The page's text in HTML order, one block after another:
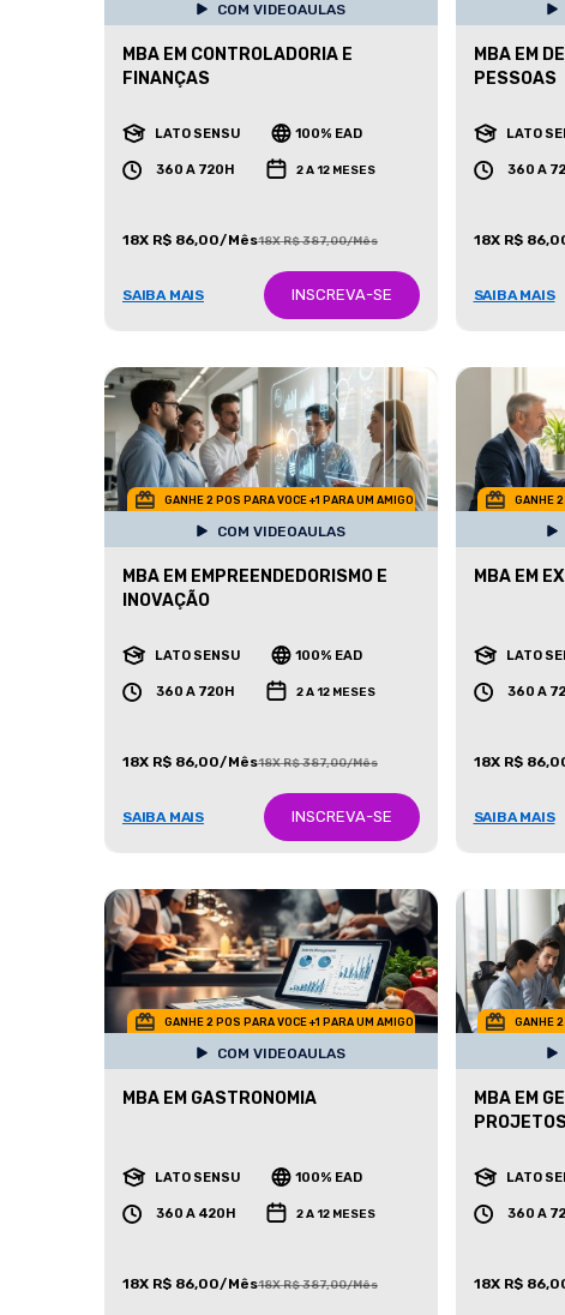
COM VIDEOAULAS
MBA EM CONTROLADORIA E
FINANÇAS
LATO SENSU 100% EAD
360 A 720H 2 A 12 MESES
18X R$ 86,00/Mês18X R$ 387,00/Mês
SAIBA MAIS INSCREVA-SE
MBA EM
PESSOAS
LATO
360 A
18X R$
SAIBA MAIS
GANHE 2 POS PARA VOCE +1 PARA UM AMIGO
COM VIDEOAULAS
MBA EM EMPREENDEDORISMO E
INOVAÇÃO
LATO SENSU 100% EAD
360 A 720H 2 A 12 MESES
18X R$ 86,00/Mês18X R$ 387,00/Mês
SAIBA MAIS INSCREVA-SE
GANHE
MBA EM
LATO
360 A
18X R$
SAIBA MAIS
GANHE 2 POS PARA VOCE +1 PARA UM AMIGO
COM VIDEOAULAS
MBA EM GASTRONOMIA
LATO SENSU 100% EAD
360 A 420H 2 A 12 MESES
18X R$ 86,00/Mês18X R$ 387,00/Mês
GANHE
MBA EM
LATO
360 A
18X R$